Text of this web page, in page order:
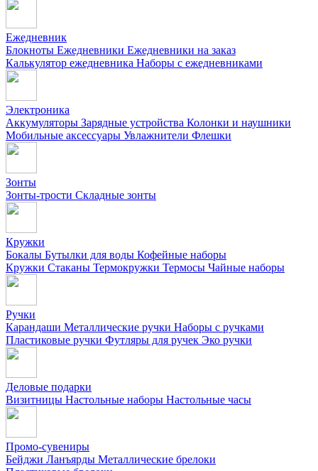
Ежедневник
Блокноты Ежедневники Ежедневники на заказ
Калькулятор ежедневника Наборы с ежедневниками
Электроника
Аккумуляторы Зарядные устройства Колонки и наушники
Мобильные аксессуары Увлажнители Флешки
Зонты
Зонты-трости Складные зонты
Кружки
Бокалы Бутылки для воды Кофейные наборы
Кружки Стаканы Термокружки Термосы Чайные наборы
Ручки
Карандаши Металлические ручки Наборы с ручками
Пластиковые ручки Футляры для ручек Эко ручки
Деловые подарки
Визитницы Настольные наборы Настольные часы
Промо-сувениры
Бейджи Ланъярды Металлические брелоки